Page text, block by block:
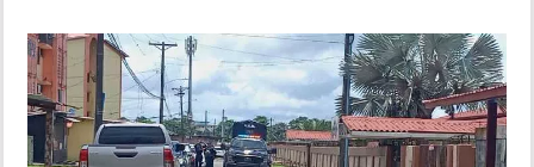
POLÍTICA
SHOW